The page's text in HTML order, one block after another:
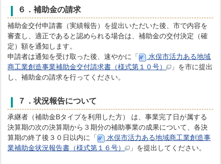
６．補助金の請求
補助金交付申請書（実績報告）を提出いただいた後、市で内容を
審査し、適正であると認められる場合は、補助金の交付決定（確
定）額を通知します。
申請者は通知を受け取った後、速やかに「
水俣市活力ある地域
商工業創造事業補助金交付請求書（様式第１０号）
」を市に提出
し、補助金の請求を行ってください。
７．状況報告について
承継者（補助金Bタイプを利用した方） は、事業完了日が属する
決算期の次の決算期から３期分の補助事業の成果について、各決
算期の終了後３０日以内に「
水俣市活力ある地域商工業創造事
業補助金状況報告書（様式第１６号）
」を提出してください。